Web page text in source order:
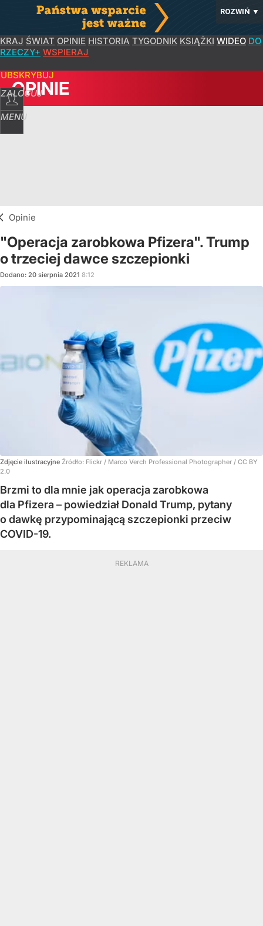
ROZWIŃ ▼
KRAJ ŚWIAT OPINIE HISTORIA TYGODNIK KSIĄŻKI WIDEO DO
RZECZY+ WSPIERAJ
ZALOGUJ
MENU
OPINIE
Opinie
"Operacja zarobkowa Pfizera". Trump
o trzeciej dawce szczepionki
Dodano: 20 sierpnia 2021 8:12
Zdjęcie ilustracyjne Źródło: Flickr / Marco Verch Professional Photographer / CC BY
2.0
Brzmi to dla mnie jak operacja zarobkowa
dla Pfizera – powiedział Donald Trump, pytany
o dawkę przypominającą szczepionki przeciw
COVID-19.